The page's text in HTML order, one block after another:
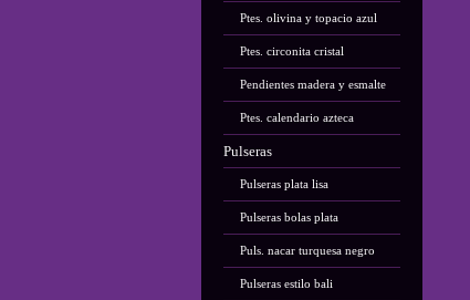
Ptes. olivina y topacio azul
Ptes. circonita cristal
Pendientes madera y esmalte
Ptes. calendario azteca
Pulseras
Pulseras plata lisa
Pulseras bolas plata
Puls. nacar turquesa negro
Pulseras estilo bali